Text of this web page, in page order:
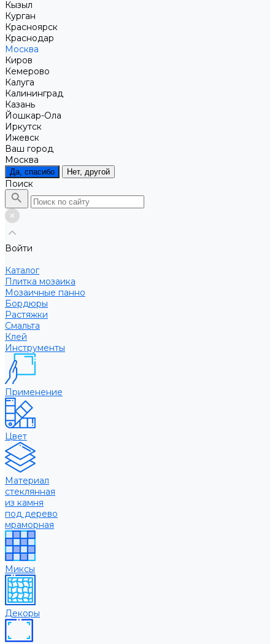
Кызыл
Курган
Красноярск
Краснодар
Москва
Киров
Кемерово
Калуга
Калининград
Казань
Йошкар-Ола
Иркутск
Ижевск
Ваш город
Москва
Да, спасибо Нет, другой
Поиск
Войти
Каталог
Плитка мозаика
Мозаичные панно
Бордюры
Растяжки
Смальта
Клей
Инструменты
Применение
Цвет
Материал
стеклянная
из камня
под дерево
мраморная
Миксы
Декоры